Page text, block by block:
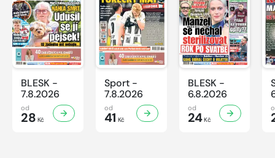
BLESK -
7.8.2026
od
28 Kč
Sport -
7.8.2026
od
41 Kč
BLESK -
6.8.2026
od
24Kč